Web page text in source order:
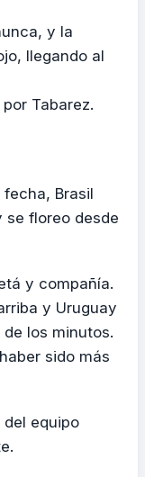
y la
llegando al
Tabarez.
Brasil
se floreo desde
y compañía.
y Uruguay
los minutos.
sido más
equipo